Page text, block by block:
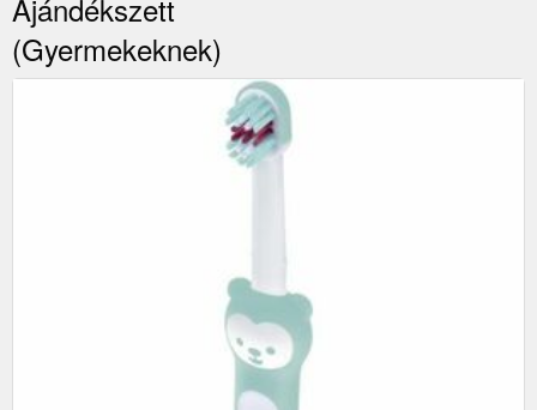
Ajándékszett
(gyermekeknek)